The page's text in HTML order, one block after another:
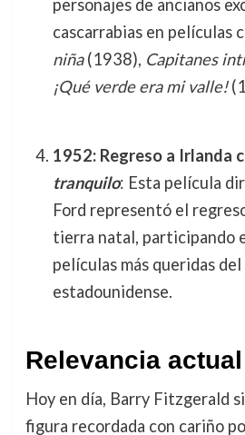
personajes de ancianos
cascarrabias en películas
niña(1938), Capitanes
¡Qué verde era mi valle!
1952: Regreso a Irlanda
tranquilo: Esta película
Ford representó el
tierra natal, participando
películas más queridas
estadounidense.
Relevancia actual
Hoy en día, Barry Fitzgerald
figura recordada con cariño